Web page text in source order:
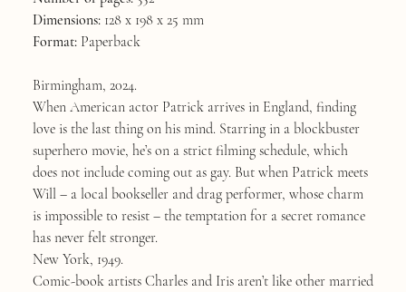
Dimensions:128 x 198 x 25 mm
Format:Paperback
Birmingham, 2024.
When American actor Patrick arrives in England, finding
love is the last thing on his mind. Starring in a blockbuster
superhero movie, he’s on a strict filming schedule, which
does not include coming out as gay. But when Patrick meets
Will – a local bookseller and drag performer, whose charm
is impossible to resist – the temptation for a secret romance
has never felt stronger.
New York, 1949.
Comic-book artists Charles and Iris aren’t like other married